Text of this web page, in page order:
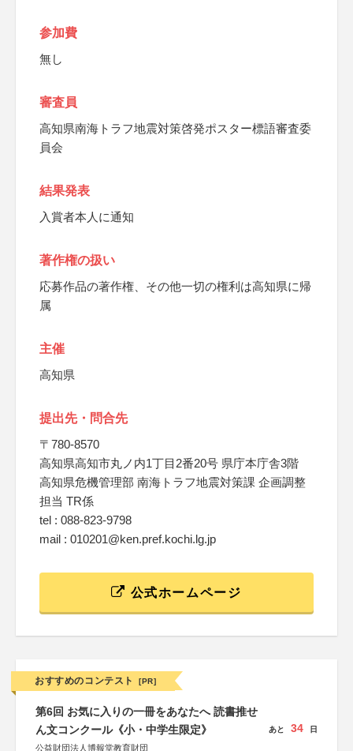
参加費
無し
審査員
高知県南海トラフ地震対策啓発ポスター標語審査委
員会
結果発表
入賞者本人に通知
著作権の扱い
応募作品の著作権、その他一切の権利は高知県に帰
属
主催
高知県
提出先・問合先
〒780-8570
高知県高知市丸ノ内1丁目2番20号 県庁本庁舎3階
高知県危機管理部 南海トラフ地震対策課 企画調整
担当 TR係
tel : 088-823-9798
mail : 010201@ken.pref.kochi.lg.jp
公式ホームページ
おすすめのコンテスト [PR]
第6回 お気に入りの一冊をあなたへ 読書推せ
ん文コンクール《小・中学生限定》
公益財団法人博報堂教育財団
あと 34 日